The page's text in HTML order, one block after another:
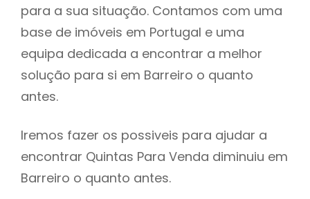
para a sua situação. Contamos com uma
base de imóveis em Portugal e uma
equipa dedicada a encontrar a melhor
solução para si em Barreiro o quanto
antes.
Iremos fazer os possiveis para ajudar a
encontrar Quintas Para Venda diminuiu em
Barreiro o quanto antes.